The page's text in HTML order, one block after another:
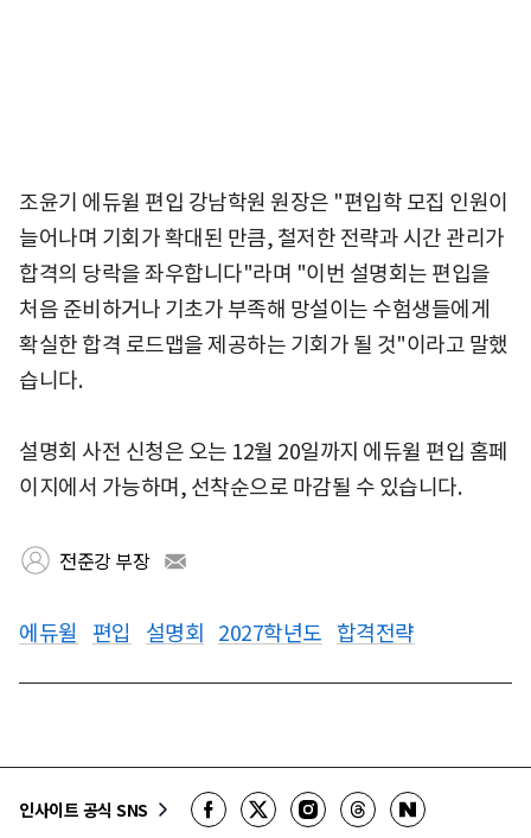
조윤기 에듀윌 편입 강남학원 원장은 "편입학 모집 인원이
늘어나며 기회가 확대된 만큼, 철저한 전략과 시간 관리가
합격의 당락을 좌우합니다"라며 "이번 설명회는 편입을
처음 준비하거나 기초가 부족해 망설이는 수험생들에게
확실한 합격 로드맵을 제공하는 기회가 될 것"이라고 말했
습니다.
설명회 사전 신청은 오는 12월 20일까지 에듀윌 편입 홈페
이지에서 가능하며, 선착순으로 마감될 수 있습니다.
전준강 부장
에듀윌 편입 설명회 2027학년도 합격전략
인사이트 공식 SNS